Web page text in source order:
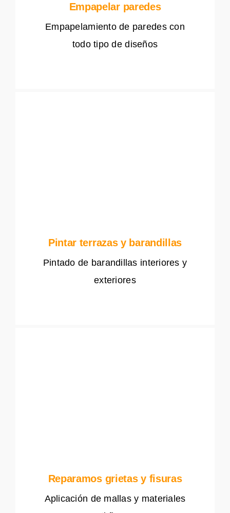
Empapelar paredes
Empapelamiento de paredes con
todo tipo de diseños
Pintar terrazas y barandillas
Pintado de barandillas interiores y
exteriores
Reparamos grietas y fisuras
Aplicación de mallas y materiales